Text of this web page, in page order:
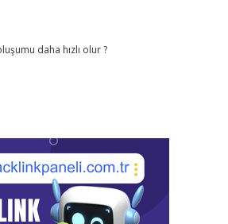
daha hızlı olur ?